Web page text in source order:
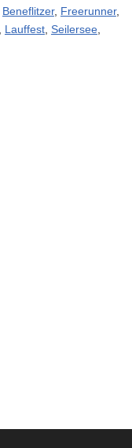
Beneflitzer, Freerunner,
Lauffest, Seilersee,